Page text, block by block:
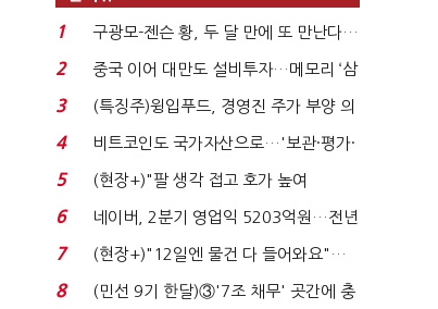
1
구광모-젠슨 황, 두 달 만에 또 만난다…
로봇·AI 등 논...
2
중국 이어 대만도 설비투자…메모리 ‘삼
국전쟁’
3
(특징주)윙입푸드, 경영진 주가 부양 의
지에 상한가...
4
비트코인도 국가자산으로…'보관·평가·
처분' 기준은 ...
5
(현장+)"팔 생각 접고 호가 높여
요"…'덜 똘똘한 한 채' 20...
6
네이버, 2분기 영업익 5203억원…전년
비 0.2% 감소...
7
(현장+)"12일엔 물건 다 들어와요"…
빈 매대 채우며 문 연 ...
8
(민선 9기 한달)③'7조 채무' 곳간에 충